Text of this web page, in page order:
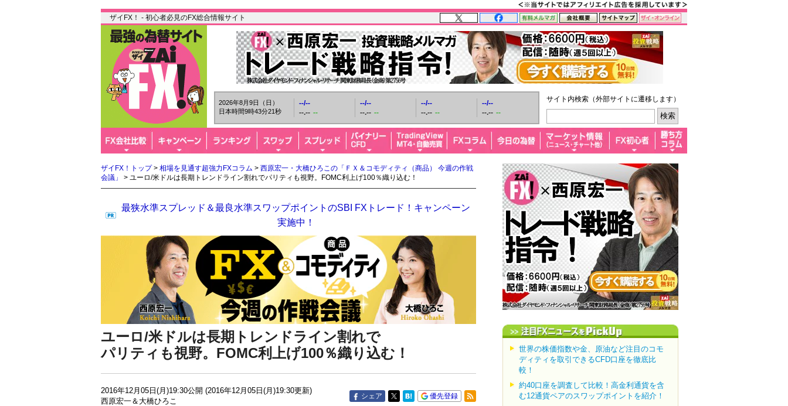
ザイFX！ - 初心者必見のFX総合情報サイト
2026年8月9日（日）
日本時間9時43分22秒
--/--
--.-- --
--/--
--.-- --
--/--
--.-- --
--/--
--.-- --
サイト内検索（外部サイトに遷移します）
ザイFX！トップ> 相場を見通す超強力FXコラム > 西原宏一・大橋ひろこの「ＦＸ＆コモディティ（商品） 今週の作戦
会議」
> ユーロ/米ドルは長期トレンドライン割れでパリティも視野。FOMC利上げ100％織り込む！
最狭水準スプレッド＆最良水準スワップポイントのSBI FXトレード！キャンペーン
実施中！
ユーロ/米ドルは長期トレンドライン割れで
パリティも視野。FOMC利上げ100％織り込む！
2016年12月05日(月)19:30公開 (2016年12月05日(月)19:30更新)
西原宏一＆大橋ひろこ
シェア 優先登録
世界の株価指数や金、原油など注目のコモ
ディティを取引できるCFD口座を徹底比
較！
約40口座を調査して比較！高金利通貨を含
む12通貨ペアのスワップポイントを紹介！